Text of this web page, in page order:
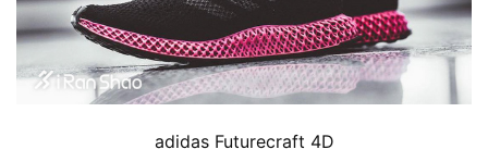
adidas Futurecraft 4D